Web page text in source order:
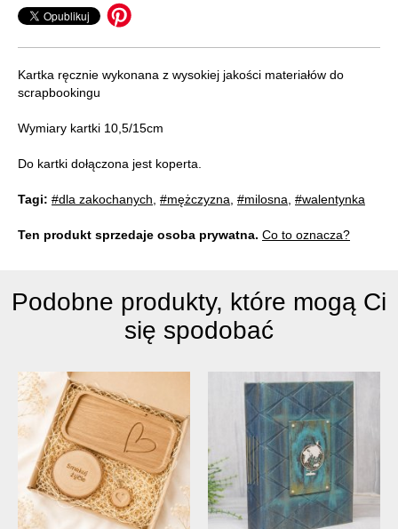
Kartka ręcznie wykonana z wysokiej jakości materiałów do
scrapbookingu
Wymiary kartki 10,5/15cm
Do kartki dołączona jest koperta.
Tagi: #dla zakochanych #mężczyzna #milosna #walentynka
Ten produkt sprzedaje osoba prywatna. Co to oznacza?
Podobne produkty, które mogą Ci
się spodobać